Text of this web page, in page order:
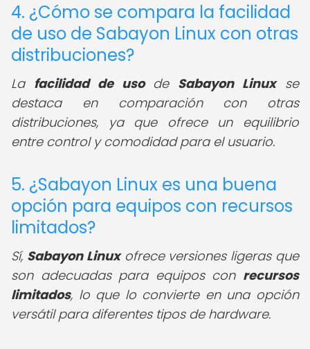
4. ¿Cómo se compara la facilidad
de uso de Sabayon Linux con otras
distribuciones?
La facilidad de usode Sabayon Linuxse
destaca en comparación con otras
distribuciones, ya que ofrece un equilibrio
entre control y comodidad para el usuario.
5. ¿Sabayon Linux es una buena
opción para equipos con recursos
limitados?
Sí, Sabayon Linuxofrece versiones ligeras que
son adecuadas para equipos con recursos
limitados, lo que lo convierte en una opción
versátil para diferentes tipos de hardware.